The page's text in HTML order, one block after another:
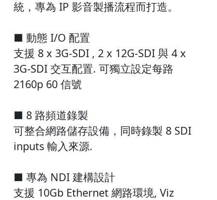
統，專為 IP 影音製播流程而打造。
■ 動態 I/O 配置
支援 8 x 3G-SDI , 2 x 12G-SDI 與 4 x
3G-SDI 交互配置. 可獨立設定每路
2160p 60 信號
■ 8 路頻道錄製
可整合網路儲存設備，同時錄製 8 SDI
inputs 輸入來源.
■ 專為 NDI 建構設計
支援 10Gb Ethernet 網路環境, Viz